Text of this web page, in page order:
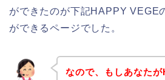
ができたのが下記HAPPY VEGE
ができるページでした。
なので、もしあなた